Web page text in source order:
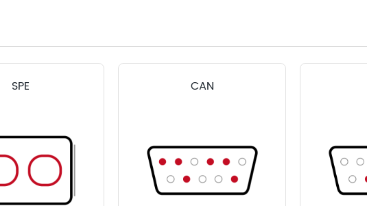
SPE CAN